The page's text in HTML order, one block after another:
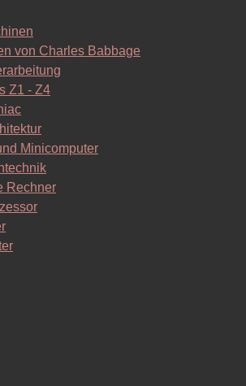
von Charles Babbage
Z1 - Z4
Minicomputer
Rechner